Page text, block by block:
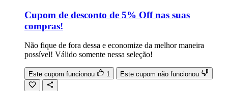
Cupom de desconto de 5% Off nas suas
compras!
Não fique de fora dessa e economize da melhor maneira
possível! Válido somente nessa seleção!
Este cupom funcionou 1 Este cupom não funcionou